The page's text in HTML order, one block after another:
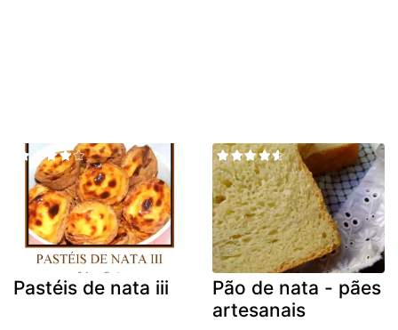
Pastéis de nata iii
Pão de nata - pães
artesanais